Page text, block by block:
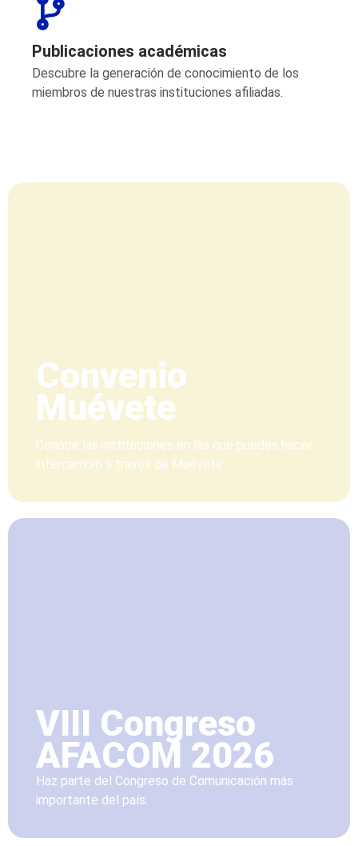
Publicaciones académicas
Descubre la generación de conocimiento de los
miembros de nuestras instituciones afiliadas.
Convenio
Muévete
Conoce las instituciones en las que puedes hacer
intercambio a través de Muévete.
VIII Congreso
AFACOM 2026
Haz parte del Congreso de Comunicación más
importante del país.